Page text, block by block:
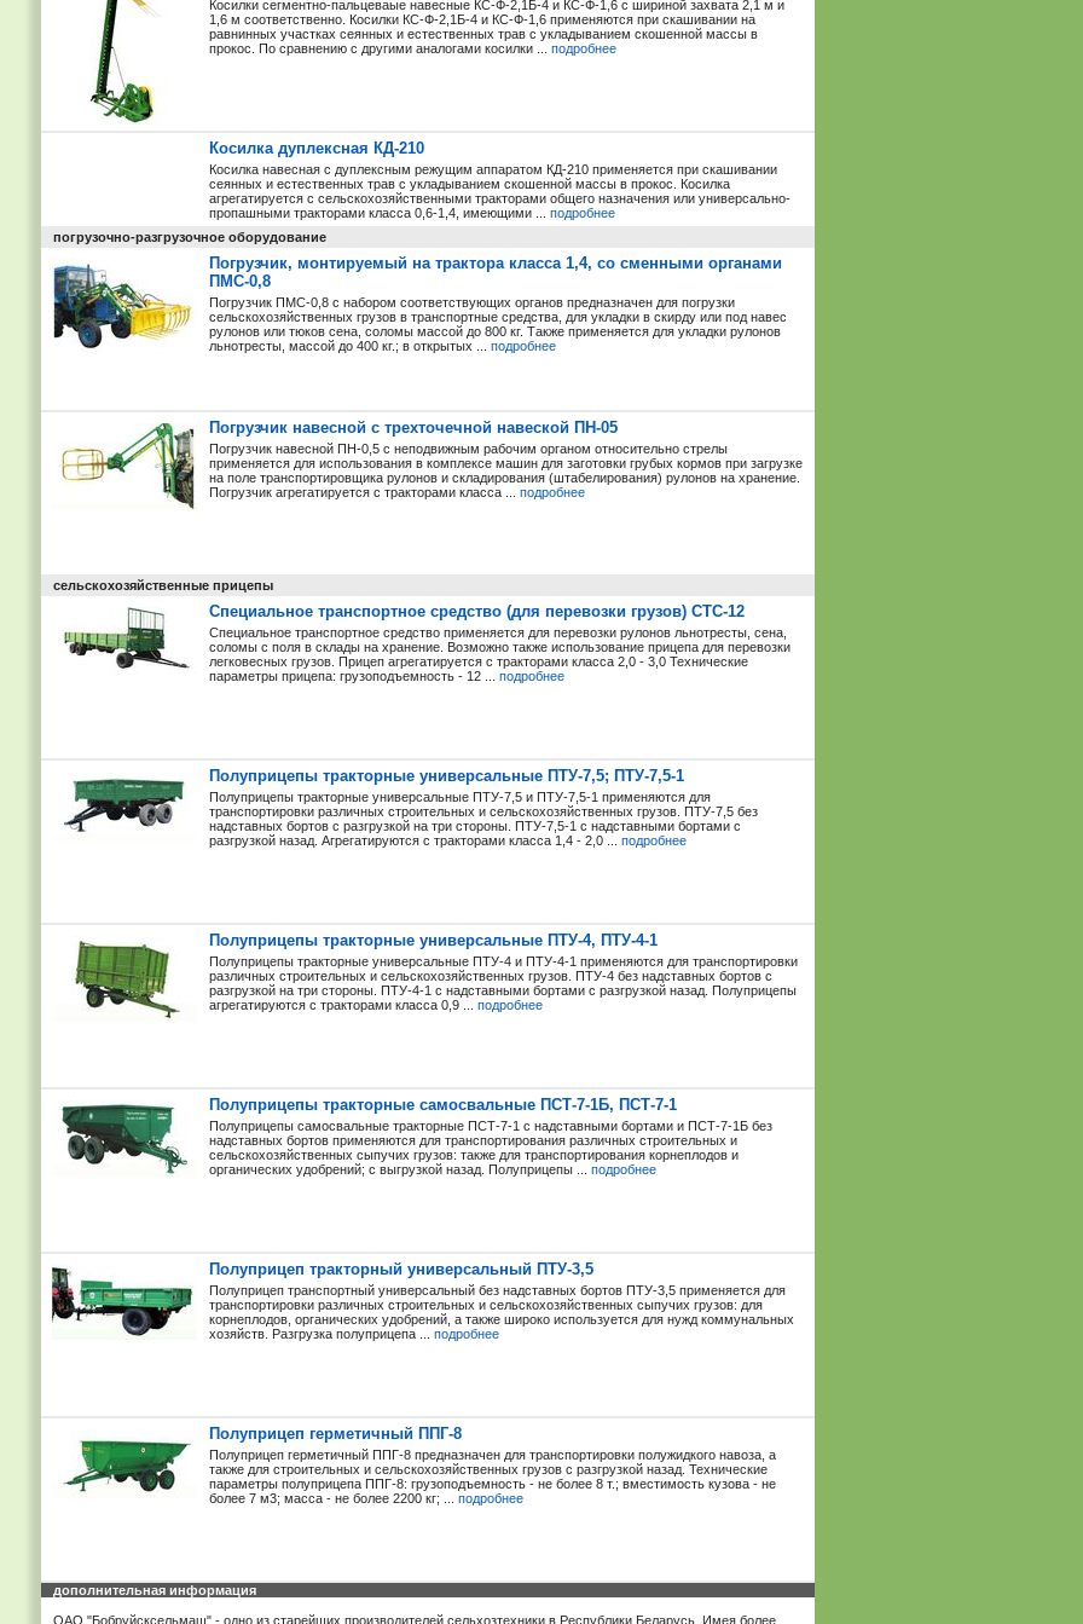
Косилки сегментно-пальцеваые навесные КС-Ф-2,1Б-4 и КС-Ф-1,6 с шириной захвата 2,1 м и
1,6 м соответственно. Косилки КС-Ф-2,1Б-4 и КС-Ф-1,6 применяются при скашивании на
равнинных участках сеянных и естественных трав с укладыванием скошенной массы в
прокос. По сравнению с другими аналогами косилки ... подробнее
Косилка дуплексная КД-210
Косилка навесная с дуплексным режущим аппаратом КД-210 применяется при скашивании
сеянных и естественных трав с укладыванием скошенной массы в прокос. Косилка
агрегатируется с сельскохозяйственными тракторами общего назначения или универсально-
пропашными тракторами класса 0,6-1,4, имеющими ... подробнее
погрузочно-разгрузочное оборудование
Погрузчик, монтируемый на трактора класса 1,4, со сменными органами
ПМС-0,8
Погрузчик ПМС-0,8 с набором соответствующих органов предназначен для погрузки
сельскохозяйственных грузов в транспортные средства, для укладки в скирду или под навес
рулонов или тюков сена, соломы массой до 800 кг. Также применяется для укладки рулонов
льнотресты, массой до 400 кг.; в открытых ... подробнее
Погрузчик навесной с трехточечной навеской ПН-05
Погрузчик навесной ПН-0,5 с неподвижным рабочим органом относительно стрелы
применяется для использования в комплексе машин для заготовки грубых кормов при загрузке
на поле транспортировщика рулонов и складирования (штабелирования) рулонов на хранение.
Погрузчик агрегатируется с тракторами класса ... подробнее
сельскохозяйственные прицепы
Специальное транспортное средство (для перевозки грузов) СТС-12
Специальное транспортное средство применяется для перевозки рулонов льнотресты, сена,
соломы с поля в склады на хранение. Возможно также использование прицепа для перевозки
легковесных грузов. Прицеп агрегатируется с тракторами класса 2,0 - 3,0 Технические
параметры прицепа: грузоподъемность - 12 ... подробнее
Полуприцепы тракторные универсальные ПТУ-7,5; ПТУ-7,5-1
Полуприцепы тракторные универсальные ПТУ-7,5 и ПТУ-7,5-1 применяются для
транспортировки различных строительных и сельскохозяйственных грузов. ПТУ-7,5 без
надставных бортов с разгрузкой на три стороны. ПТУ-7,5-1 с надставными бортами с
разгрузкой назад. Агрегатируются с тракторами класса 1,4 - 2,0 ... подробнее
Полуприцепы тракторные универсальные ПТУ-4, ПТУ-4-1
Полуприцепы тракторные универсальные ПТУ-4 и ПТУ-4-1 применяются для транспортировки
различных строительных и сельскохозяйственных грузов. ПТУ-4 без надставных бортов с
разгрузкой на три стороны. ПТУ-4-1 с надставными бортами с разгрузкой назад. Полуприцепы
агрегатируются с тракторами класса 0,9 ... подробнее
Полуприцепы тракторные самосвальные ПСТ-7-1Б, ПСТ-7-1
Полуприцепы самосвальные тракторные ПСТ-7-1 с надставными бортами и ПСТ-7-1Б без
надставных бортов применяются для транспортирования различных строительных и
сельскохозяйственных сыпучих грузов: также для транспортирования корнеплодов и
органических удобрений; с выгрузкой назад. Полуприцепы ... подробнее
Полуприцеп тракторный универсальный ПТУ-3,5
Полуприцеп транспортный универсальный без надставных бортов ПТУ-3,5 применяется для
транспортировки различных строительных и сельскохозяйственных сыпучих грузов: для
корнеплодов, органических удобрений, а также широко используется для нужд коммунальных
хозяйств. Разгрузка полуприцепа ... подробнее
Полуприцеп герметичный ППГ-8
Полуприцеп герметичный ППГ-8 предназначен для транспортировки полужидкого навоза, а
также для строительных и сельскохозяйственных грузов с разгрузкой назад. Технические
параметры полуприцепа ППГ-8: грузоподъемность - не более 8 т.; вместимость кузова - не
более 7 м3; масса - не более 2200 кг; ... подробнее
дополнительная информация
ОАО "Бобруйсксельмаш" - одно из старейших производителей сельхозтехники в Республики Беларусь. Имея более